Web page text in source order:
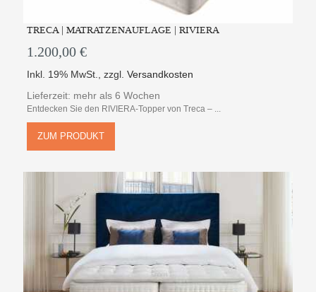
TRECA | MATRATZENAUFLAGE | RIVIERA
1.200,00 €
Inkl. 19% MwSt.,zzgl.Versandkosten
Lieferzeit: mehr als 6 Wochen
Entdecken Sie den RIVIERA-Topper von Treca – ...
ZUM PRODUKT